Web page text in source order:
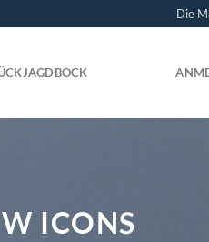
Die
ICONS